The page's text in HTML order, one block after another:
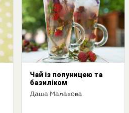
Чай із полуницею та
базиліком
Даша Малахова